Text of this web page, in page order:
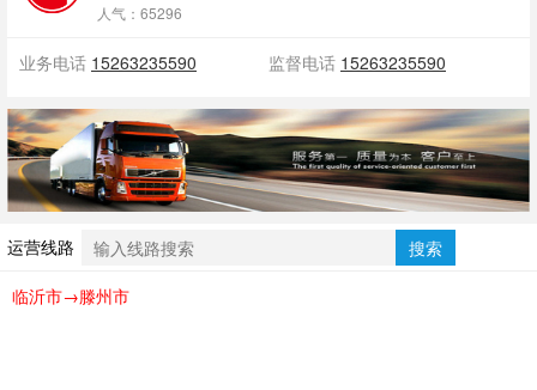
人气：65296
业务电话 15263235590 监督电话 15263235590
运营线路 搜索
临沂市→滕州市